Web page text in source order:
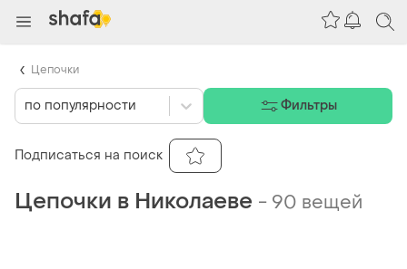
Цепочки в Николаеве - 90 вещей
по популярности Фильтры
Подписаться на поиск
Цепочки